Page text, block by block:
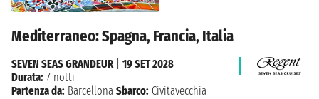
Mediterraneo: Spagna, Francia, Italia
SEVEN SEAS GRANDEUR| 19 SET 2028
Durata: 7 notti
Partenza da: Barcellona Sbarco: Civitavecchia